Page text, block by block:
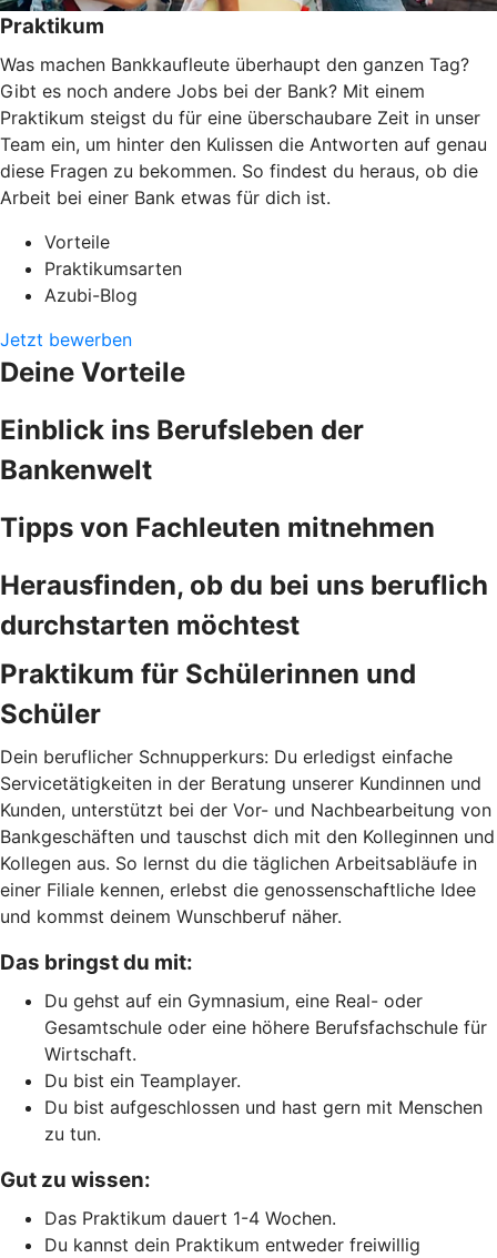
Praktikum
Was machen Bankkaufleute überhaupt den ganzen Tag?
Gibt es noch andere Jobs bei der Bank? Mit einem
Praktikum steigst du für eine überschaubare Zeit in unser
Team ein, um hinter den Kulissen die Antworten auf genau
diese Fragen zu bekommen. So findest du heraus, ob die
Arbeit bei einer Bank etwas für dich ist.
Vorteile
Praktikumsarten
Azubi-Blog
Jetzt bewerben
Deine Vorteile
Einblick ins Berufsleben der
Bankenwelt
Tipps von Fachleuten mitnehmen
Herausfinden, ob du bei uns beruflich
durchstarten möchtest
Praktikum für Schülerinnen und
Schüler
Dein beruflicher Schnupperkurs: Du erledigst einfache
Servicetätigkeiten in der Beratung unserer Kundinnen und
Kunden, unterstützt bei der Vor- und Nachbearbeitung von
Bankgeschäften und tauschst dich mit den Kolleginnen und
Kollegen aus. So lernst du die täglichen Arbeitsabläufe in
einer Filiale kennen, erlebst die genossenschaftliche Idee
und kommst deinem Wunschberuf näher.
Das bringst du mit:
Du gehst auf ein Gymnasium, eine Real- oder
Gesamtschule oder eine höhere Berufsfachschule für
Wirtschaft.
Du bist ein Teamplayer.
Du bist aufgeschlossen und hast gern mit Menschen
zu tun.
Gut zu wissen:
Das Praktikum dauert 1-4 Wochen.
Du kannst dein Praktikum entweder freiwillig